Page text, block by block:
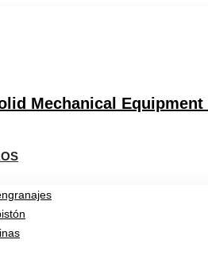
Mechanical Equipment